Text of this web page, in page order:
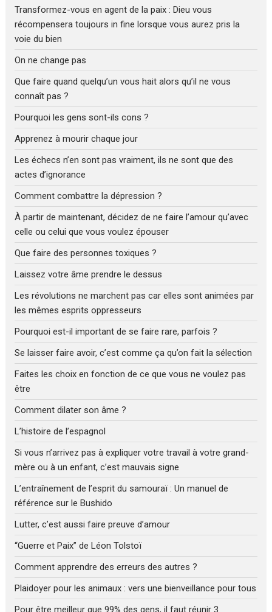
Transformez-vous en agent de la paix : Dieu vous
récompensera toujours in fine lorsque vous aurez pris la
voie du bien
On ne change pas
Que faire quand quelqu’un vous hait alors qu’il ne vous
connaît pas ?
Pourquoi les gens sont-ils cons ?
Apprenez à mourir chaque jour
Les échecs n’en sont pas vraiment, ils ne sont que des
actes d’ignorance
Comment combattre la dépression ?
À partir de maintenant, décidez de ne faire l’amour qu’avec
celle ou celui que vous voulez épouser
Que faire des personnes toxiques ?
Laissez votre âme prendre le dessus
Les révolutions ne marchent pas car elles sont animées par
les mêmes esprits oppresseurs
Pourquoi est-il important de se faire rare, parfois ?
Se laisser faire avoir, c’est comme ça qu’on fait la sélection
Faites les choix en fonction de ce que vous ne voulez pas
être
Comment dilater son âme ?
L’histoire de l’espagnol
Si vous n’arrivez pas à expliquer votre travail à votre grand-
mère ou à un enfant, c’est mauvais signe
L’entraînement de l’esprit du samouraï : Un manuel de
référence sur le Bushido
Lutter, c’est aussi faire preuve d’amour
“Guerre et Paix” de Léon Tolstoï
Comment apprendre des erreurs des autres ?
Plaidoyer pour les animaux : vers une bienveillance pour tous
Pour être meilleur que 99% des gens, il faut réunir 3